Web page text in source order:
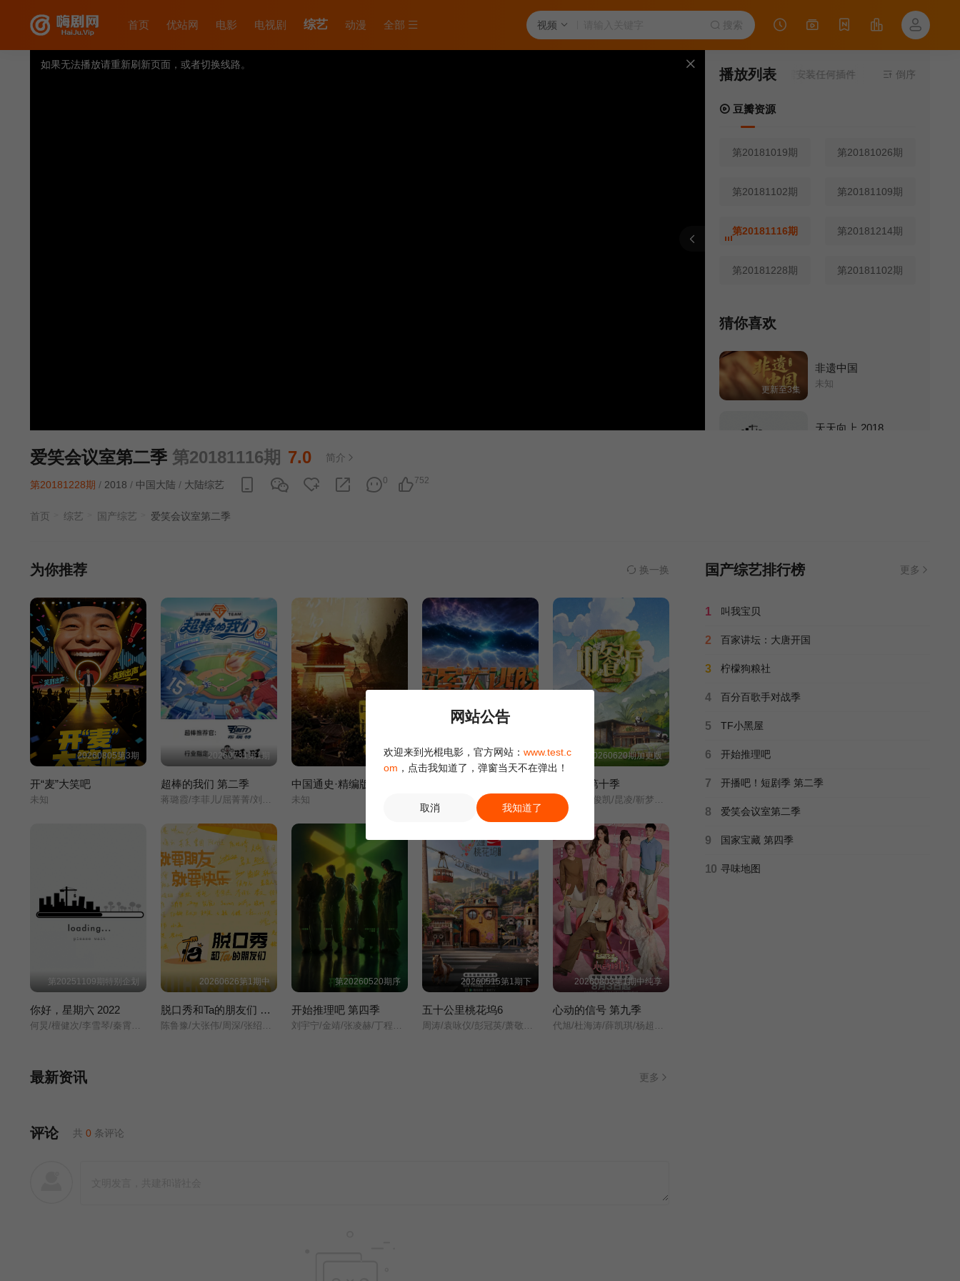
视频 搜索
首页 优站网 电影 电视剧 综艺 动漫 全部
如果无法播放请重新刷新页面，或者切换线路。
简介
爱笑会议室第二季 第20181116期 7.0
第20181228期 / 2018 / 中国大陆 / 大陆综艺 752
0
首页 综艺 国产综艺 爱笑会议室第二季
播放列表
豆瓣资源- 无需安装任何插件 倒序
豆瓣资源
第20181019期 第20181026期
第20181102期 第20181109期
第20181116期 第20181214期
第20181228期 第20181102期
猜你喜欢
更新至3集
非遗中国
未知
天天向上 2018
更新至7集
第20251116期
第11期特辑
幸福三重奏 第三季
第20120624期
为你推荐 换一换
20260805第3期
开“麦”大笑吧
未知
20260731第1期
超棒的我们 第二季​
第1集
中国通史·精编版
未知
第20260708期超前聚会下 第20260620期加更版
中餐厅 第十季
第20251109期特别企划
你好，星期六 2022
何炅/檀健次/李雪琴/秦霄贤/王鹤棣/黄明昊/蔡文静/赵小棠/冯禧/
20260626第1期中
脱口秀和Ta的朋友们 第三季
陈鲁豫/大张伟/周深/张绍刚/鸟鸟/闫妮/阿赛/阿咻/白小白/步惊云/菜菜/曹国/陈火腿/晨曦/陈晓靖/大国手/丹妮/海南岛主/封馨童/冯子豪/高寒/Harry（哈瑞）/海波/韩大狗/何鞋子/侯智元/荒岛人气王-乔易/荒岛人气王-穷小疯/贾耗/鸡翅/继业/李梦杰/李琪宝/李文/林琛/路恒/吕博伟/邱月/锐锐/赛文/山河/史妍/世玉/孙嘻/TZ童钟/王大刀/王颖/文俊/小蝶/小杜/小块/小奇/小四爷/小五/小雪/杨鑫/翟小明/张骏/赵越/郑雨潇/粽子/
第20260520期序
开始推理吧 第四季
刘宇宁/金靖/张凌赫/丁程鑫/周柯宇/
20260515第1期下
五十公里桃花坞6
周涛/袁咏仪/彭冠英/萧敬腾/方媛/阿如那/徐志胜/李雪琴/李嘉琦/王子奇/滕哲/徐若晗/陈鑫海/庾恩利/贺峻霖/
20260803第1期中纯享
心动的信号 第九季
代旭/杜海涛/薛凯琪/杨超越/张纯烨/曹以恒/陈鹤文/崔凯怡/崔译航/梁人方/沙玥儿/孙柏涵/孙启萌/吴思颖/于洋/赵希伦/
最新资讯 更多
评论 共 0 条评论
国产综艺排行榜 更多
1 叫我宝贝
2 百家讲坛：大唐开国
3 柠檬狗粮社
4 百分百歌手对战季
5 TF小黑屋
6 开始推理吧
7 开播吧！短剧季 第二季
8 爱笑会议室第二季
9 国家宝藏 第四季
10 寻味地图
网站公告
欢迎来到光棍电影，官方网站： www.test.c
om ，点击我知道了，弹窗当天不在弹出！
取消 我知道了